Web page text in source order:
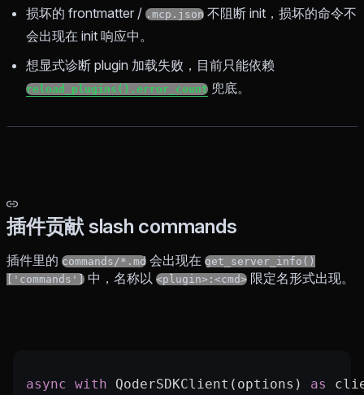
损坏的 frontmatter / .mcp.json 不阻断 init，损坏的命令不
会出现在 init 响应中。
想显式诊断 plugin 加载失败，目前只能依赖
reload_plugins().error_count 兜底。
插件贡献 slash commands
插件里的 commands/*.md 会出现在 get_server_info()
['commands'] 中，名称以 <plugin>:<cmd> 限定名形式出现。
async with QoderSDKClient(options) as